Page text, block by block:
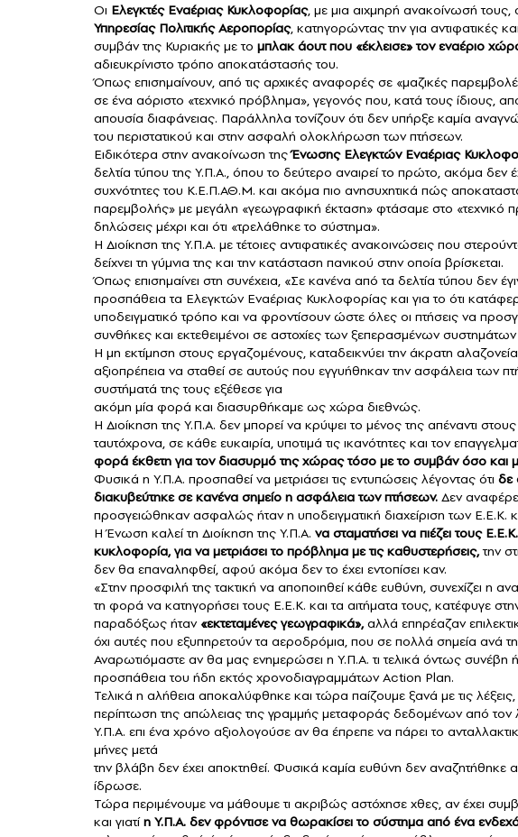
Οι Ελεγκτές Εναέριας Κυκλοφορίας, με μια αιχμηρή ανακοίνωσή τους,
Υπηρεσίας Πολιτικής Αεροπορίας, κατηγορώντας την για αντιφατικές
συμβάν της Κυριακής με το μπλακ άουτ που «έκλεισε» τον εναέριο
αδιευκρίνιστο τρόπο αποκατάστασής του.
Όπως επισημαίνουν, από τις αρχικές αναφορές σε «μαζικές
σε ένα αόριστο «τεχνικό πρόβλημα», γεγονός που, κατά τους ίδιους,
απουσία διαφάνειας. Παράλληλα τονίζουν ότι δεν υπήρξε καμία
του περιστατικού και στην ασφαλή ολοκλήρωση των πτήσεων.
Ειδικότερα στην ανακοίνωση τηςΈνωσης Ελεγκτών Εναέριας
δελτία τύπου της Υ.Π.Α., όπου το δεύτερο αναιρεί το πρώτο, ακόμα δεν
συχνότητες του Κ.Ε.Π.ΑΘ.Μ. και ακόμα πιο ανησυχητικά πώς
παρεμβολής» με μεγάλη «γεωγραφική έκταση» φτάσαμε στο «τεχνικό
δηλώσεις μέχρι και ότι «τρελάθηκε το σύστημα».
Η Διοίκηση της Υ.Π.Α. με τέτοιες αντιφατικές ανακοινώσεις που
δείχνει τη γύμνια της και την κατάσταση πανικού στην οποία βρίσκεται.
Όπως επισημαίνει στη συνέχεια, «Σε κανένα από τα δελτία τύπου δεν
προσπάθεια τα Ελεγκτών Εναέριας Κυκλοφορίας και για το ότι
υποδειγματικό τρόπο και να φροντίσουν ώστε όλες οι πτήσεις να
συνθήκες και εκτεθειμένοι σε αστοχίες των ξεπερασμένων
Η μη εκτίμηση στους εργαζομένους, καταδεικνύει την άκρατη
αξιοπρέπεια να σταθεί σε αυτούς που εγγυήθηκαν την ασφάλεια των
συστήματά της τους εξέθεσε για
ακόμη μία φορά και διασυρθήκαμε ως χώρα διεθνώς.
Η Διοίκηση της Υ.Π.Α. δεν μπορεί να κρύψει το μένος της απέναντι
ταυτόχρονα, σε κάθε ευκαιρία, υποτιμά τις ικανότητες και τον
φορά έκθετη για τονδιασυρμό της χώρας τόσο με το συμβάν όσο και
Φυσικά η Υ.Π.Α. προσπαθεί να μετριάσει τις εντυπώσεις λέγοντας ότι δε
διακυβεύτηκε σε κανένα σημείο η ασφάλεια των πτήσεων. Δεν
προσγειώθηκαν ασφαλώς ήταν η υποδειγματική διαχείριση των Ε.Ε.Κ.
Η Ένωση καλεί τη Διοίκηση της Υ.Π.Α. να σταματήσει να πιέζει τους
κυκλοφορία, για να μετριάσει το πρόβλημα με τις καθυστερήσεις,την
δεν θα επαναληφθεί, αφού ακόμα δεν το έχει εντοπίσει καν.
«Στην προσφιλή της τακτική να αποποιηθεί κάθε ευθύνη, συνεχίζει η
τη φορά να κατηγορήσει τους Ε.Ε.Κ. και τα αιτήματα τους, κατέφυγε
παραδόξως ήταν«εκτεταμένες γεωγραφικά»,αλλά επηρέαζαν
όχι αυτές που εξυπηρετούν τα αεροδρόμια, που σε πολλά σημεία ανά
Αναρωτιόμαστε αν θα μας ενημερώσει η Υ.Π.Α. τι τελικά όντως συνέβη
προσπάθεια του ήδη εκτός χρονοδιαγραμμάτων Action Plan.
Τελικά η αλήθεια αποκαλύφθηκε και τώρα παίζουμε ξανά με τις
περίπτωση της απώλειας της γραμμής μεταφοράς δεδομένων από τον
Υ.Π.Α. επι ένα χρόνο αξιολογούσε αν θα έπρεπε να πάρει το
μήνες μετά
την βλάβη δεν έχει αποκτηθεί. Φυσικά καμία ευθύνη δεν αναζητήθηκε
ίδρωσε.
Τώρα περιμένουμε να μάθουμε τι ακριβώς αστόχησε χθες, αν έχει
και γιατίη Υ.Π.Α. δεν φρόντισε να θωρακίσει το σύστημα από ένα